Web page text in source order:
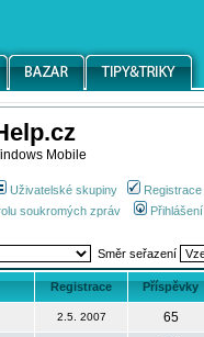
Mobile
Uživatelské skupiny
Registrace
soukromých zpráv Přihlášení
Směr seřazení
Registrace Příspěvky
2.5. 2007
65